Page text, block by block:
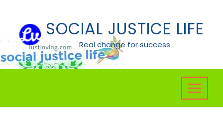
content
SOCIAL JUSTICE LIFE
Real change for success